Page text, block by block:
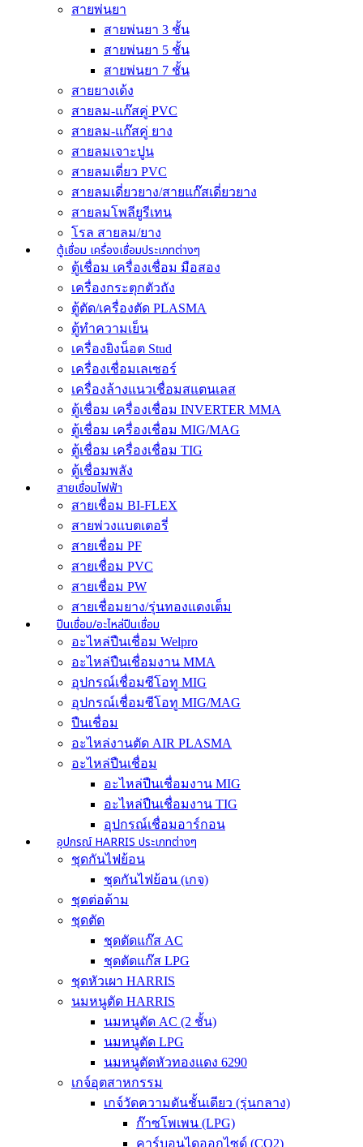
สายพ่นยา
สายพ่นยา 3 ชั้น
สายพ่นยา 5 ชั้น
สายพ่นยา 7 ชั้น
สายยางเด้ง
สายลม-แก๊สคู่ PVC
สายลม-แก๊สคู่ ยาง
สายลมเจาะปูน
สายลมเดี่ยว PVC
สายลมเดี่ยวยาง/สายแก๊สเดี่ยวยาง
สายลมโพลียูรีเทน
โรล สายลม/ยาง
ตู้เชื่อม เครื่องเชื่อมประเภทต่างๆ
ตู้เชื่อม เครื่องเชื่อม มือสอง
เครื่องกระตุกตัวถัง
ตู้ตัด/เครื่องตัด PLASMA
ตู้ทำความเย็น
เครื่องยิงน็อต Stud
เครื่องเชื่อมเลเซอร์
เครื่องล้างแนวเชื่อมสแตนเลส
ตู้เชื่อม เครื่องเชื่อม INVERTER MMA
ตู้เชื่อม เครื่องเชื่อม MIG/MAG
ตู้เชื่อม เครื่องเชื่อม TIG
ตู้เชื่อมพลัง
สายเชื่อมไฟฟ้า
สายเชื่อม BI-FLEX
สายพ่วงแบตเตอรี่
สายเชื่อม PF
สายเชื่อม PVC
สายเชื่อม PW
สายเชื่อมยาง/รุ่นทองแดงเต็ม
ปืนเชื่อม/อะไหล่ปืนเชื่อม
อะไหล่ปืนเชื่อม Welpro
อะไหล่ปืนเชื่อมงาน MMA
อุปกรณ์เชื่อมซีโอทู MIG
อุปกรณ์เชื่อมซีโอทู MIG/MAG
ปืนเชื่อม
อะไหล่งานตัด AIR PLASMA
อะไหล่ปืนเชื่อม
อะไหล่ปืนเชื่อมงาน MIG
อะไหล่ปืนเชื่อมงาน TIG
อุปกรณ์เชื่อมอาร์กอน
อุปกรณ์ HARRIS ประเภทต่างๆ
ชุดกันไฟย้อน
ชุดกันไฟย้อน (เกจ)
ชุดต่อด้าม
ชุดตัด
ชุดตัดแก๊ส AC
ชุดตัดแก๊ส LPG
ชุดหัวเผา HARRIS
นมหนูตัด HARRIS
นมหนูตัด AC (2 ชั้น)
นมหนูตัด LPG
นมหนูตัดหัวทองแดง 6290
เกจ์อุตสาหกรรม
เกจ์วัดความดันชั้นเดียว (รุ่นกลาง)
ก๊าซโพเพน (LPG)
คาร์บอนไดออกไซด์ (CO2)